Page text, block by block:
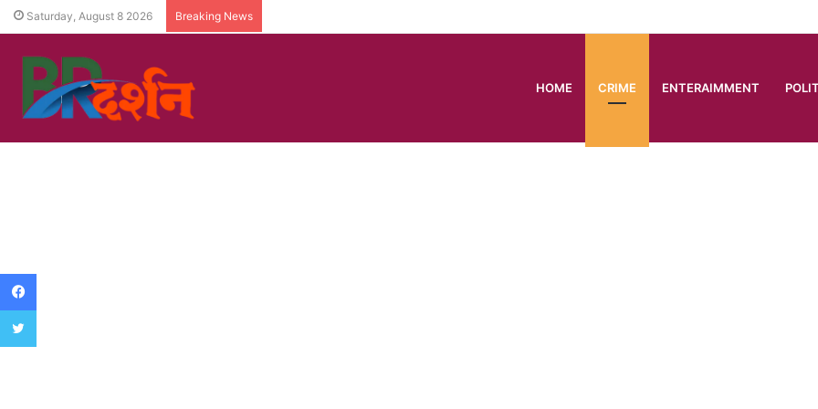
Saturday, August 8 2026 Breaking News
HOME CRIME ENTERAIMMENT